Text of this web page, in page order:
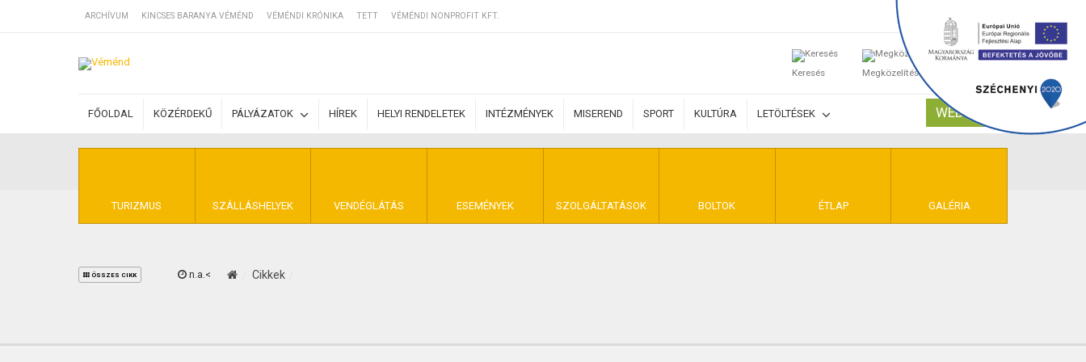
ARCHÍVUM KINCSES BARANYA VÉMÉND VÉMÉNDI KRÓNIKA TETT VÉMÉNDI NONPROFIT KFT.
Keresés Megközelítés
0
FŐOLDAL KÖZÉRDEKŰ PÁLYÁZATOK HÍREK HELYI RENDELETEK INTÉZMÉNYEK MISEREND SPORT KULTÚRA LETÖLTÉSEK WEBSHOP
TURIZMUS SZÁLLÁSHELYEK VENDÉGLÁTÁS ESEMÉNYEK SZOLGÁLTATÁSOK BOLTOK ÉTLAP GALÉRIA
SZÁLLÁSOK
BEJEGYZÉSEK
ÁLTALÁNOS SZERZŐDÉSI FELTÉTELEK
KINCSES BARANYA VÉMÉND
ÖSSZES CIKK n.a.< Cikkek